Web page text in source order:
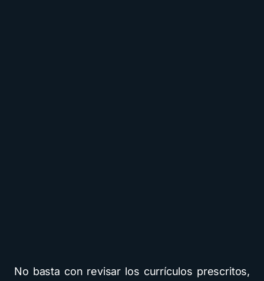
No basta con revisar los currículos prescritos,